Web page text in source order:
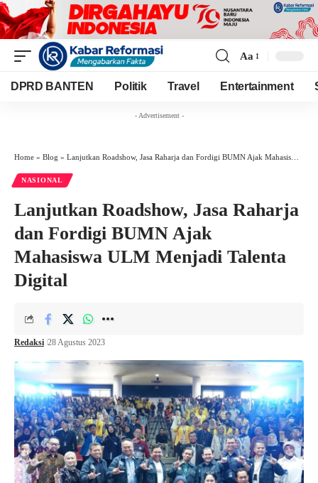
Resizer
Aa
DPRD BANTEN Politik Travel Entertainment
- Advertisement -
Home » Blog » Lanjutkan Roadshow, Jasa Raharja dan Fordigi BUMN Ajak Mahasiswa ULM Menjadi Talenta Digital
NASIONAL
Lanjutkan Roadshow, Jasa Raharja
dan Fordigi BUMN Ajak
Mahasiswa ULM Menjadi Talenta
Digital
Redaksi 28 Agustus 2023